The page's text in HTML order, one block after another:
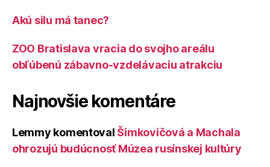
Akú silu má tanec?
ZOO Bratislava vracia do svojho areálu
obľúbenú zábavno-vzdelávaciu atrakciu
Najnovšie komentáre
Lemmy komentoval Šimkovičová a Machala
ohrozujú budúcnosť Múzea rusínskej kultúry